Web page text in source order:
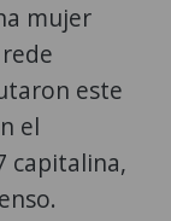
mujer
este
el
capitalina,